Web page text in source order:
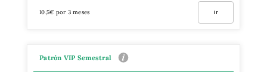
10,5€ por 3 meses Ir
Patrón VIP Semestral